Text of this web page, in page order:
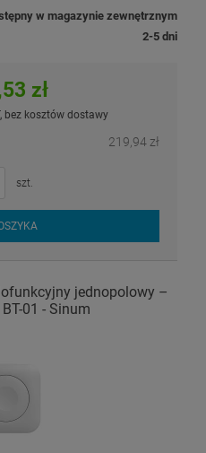
w magazynie zewnętrznym
2-5 dni
zł
bez kosztów dostawy
219,94 zł
szt.
jednopolowy –
01 - Sinum